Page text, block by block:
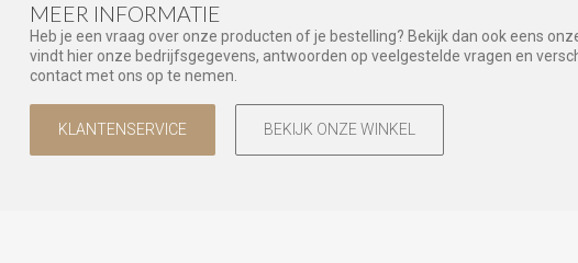
MEER INFORMATIE
Heb je een vraag over onze producten of je bestelling? Bekijk dan ook eens
vindt hier onze bedrijfsgegevens, antwoorden op veelgestelde vragen en
contact met ons op te nemen.
KLANTENSERVICE BEKIJK ONZE WINKEL